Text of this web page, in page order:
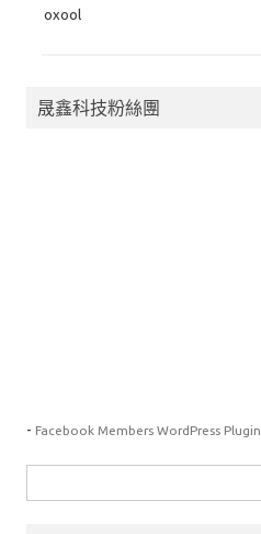
oxool
晟鑫科技粉絲團
- Facebook Members WordPress Plugin
尋